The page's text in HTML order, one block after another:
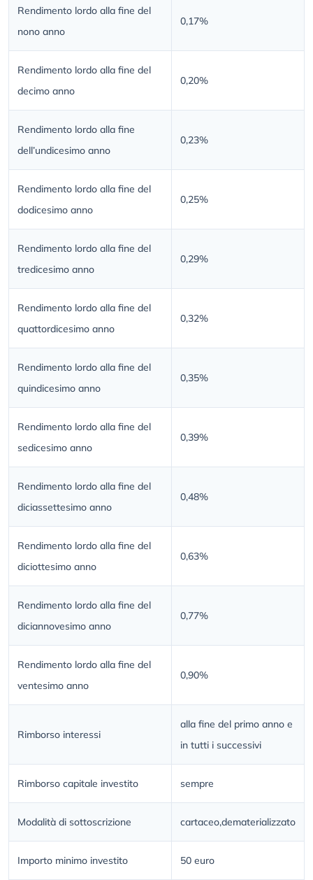
Rendimento lordo alla fine del
nono anno
0,17%
Rendimento lordo alla fine del
decimo anno
0,20%
Rendimento lordo alla fine
dell’undicesimo anno
0,23%
Rendimento lordo alla fine del
dodicesimo anno
0,25%
Rendimento lordo alla fine del
tredicesimo anno
0,29%
Rendimento lordo alla fine del
quattordicesimo anno
0,32%
Rendimento lordo alla fine del
quindicesimo anno
0,35%
Rendimento lordo alla fine del
sedicesimo anno
0,39%
Rendimento lordo alla fine del
diciassettesimo anno
0,48%
Rendimento lordo alla fine del
diciottesimo anno
0,63%
Rendimento lordo alla fine del
diciannovesimo anno
0,77%
Rendimento lordo alla fine del
ventesimo anno
0,90%
Rimborso interessi
alla fine del primo anno e
in tutti i successivi
Rimborso capitale investito sempre
Modalità di sottoscrizione cartaceo,dematerializzato
Importo minimo investito 50 euro